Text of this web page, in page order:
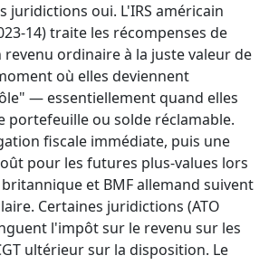
juridictions oui. L'IRS américain
14) traite les récompenses de
ordinaire à la juste valeur de
où elles deviennent
— essentiellement quand elles
portefeuille ou solde réclamable.
fiscale immédiate, puis une
pour les futures plus-values lors
britannique et BMF allemand suivent
Certaines juridictions (ATO
l'impôt sur le revenu sur les
ultérieur sur la disposition. Le